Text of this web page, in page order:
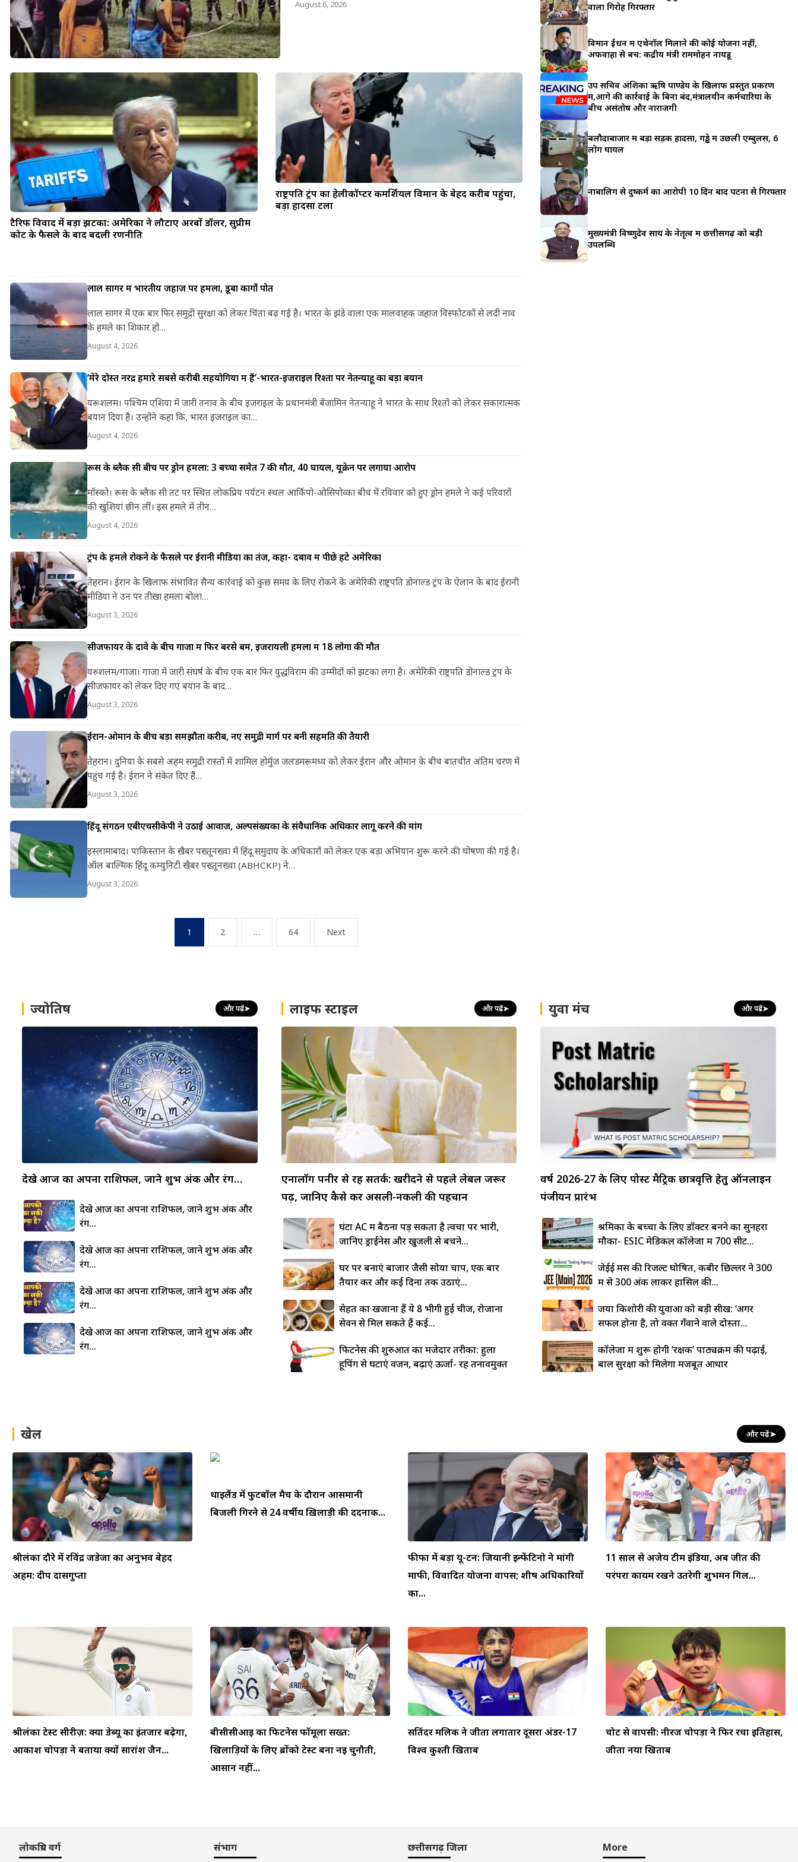
August 6, 2026
टैरिफ विवाद में बड़ा झटका: अमेरिका ने लौटाए अरबों डॉलर, सुप्रीम
कोर्ट के फैसले के बाद बदली रणनीति
राष्ट्रपति ट्रंप का हेलीकॉप्टर कमर्शियल विमान के बेहद करीब पहुंचा,
बड़ा हादसा टला
लाल सागर में भारतीय जहाज पर हमला, डूबा कार्गो पोत
लाल सागर में एक बार फिर समुद्री सुरक्षा को लेकर चिंता बढ़ गई है। भारत के झंडे वाला एक मालवाहक जहाज विस्फोटकों से लदी नाव
के हमले का शिकार हो…
August 4, 2026
‘मेरे दोस्त नरेंद्र हमारे सबसे करीबी सहयोगियों में हैं’-भारत-इजराइल रिश्तों पर नेतन्याहू का बड़ा बयान
यरूशलम। पश्चिम एशिया में जारी तनाव के बीच इजराइल के प्रधानमंत्री बेंजामिन नेतन्याहू ने भारत के साथ रिश्तों को लेकर सकारात्मक
बयान दिया है। उन्होंने कहा कि, भारत इजराइल का…
August 4, 2026
रूस के ब्लैक सी बीच पर ड्रोन हमला: 3 बच्चों समेत 7 की मौत, 40 घायल, यूक्रेन पर लगाया आरोप
मॉस्को। रूस के ब्लैक सी तट पर स्थित लोकप्रिय पर्यटन स्थल आर्किपो-ओसिपोव्का बीच में रविवार को हुए ड्रोन हमले ने कई परिवारों
की खुशियां छीन लीं। इस हमले में तीन…
August 4, 2026
ट्रंप के हमले रोकने के फैसले पर ईरानी मीडिया का तंज, कहा- दबाव में पीछे हटे अमेरिका
तेहरान। ईरान के खिलाफ संभावित सैन्य कार्रवाई को कुछ समय के लिए रोकने के अमेरिकी राष्ट्रपति डोनाल्ड ट्रंप के ऐलान के बाद ईरानी
मीडिया ने उन पर तीखा हमला बोला…
August 3, 2026
सीजफायर के दावे के बीच गाजा में फिर बरसे बम, इजरायली हमलों में 18 लोगों की मौत
यरुशलम/गाजा। गाजा में जारी संघर्ष के बीच एक बार फिर युद्धविराम की उम्मीदों को झटका लगा है। अमेरिकी राष्ट्रपति डोनाल्ड ट्रंप के
सीजफायर को लेकर दिए गए बयान के बाद…
August 3, 2026
ईरान-ओमान के बीच बड़ा समझौता करीब, नए समुद्री मार्ग पर बनी सहमति की तैयारी
तेहरान। दुनिया के सबसे अहम समुद्री रास्तों में शामिल होर्मुज जलडमरूमध्य को लेकर ईरान और ओमान के बीच बातचीत अंतिम चरण में
पहुंच गई है। ईरान ने संकेत दिए हैं…
August 3, 2026
हिंदू संगठन एबीएचसीकेपी ने उठाई आवाज, अल्पसंख्यकों के संवैधानिक अधिकार लागू करने की मांग
इस्लामाबाद। पाकिस्तान के खैबर पख्तूनख्वा में हिंदू समुदाय के अधिकारों को लेकर एक बड़ा अभियान शुरू करने की घोषणा की गई है।
ऑल बाल्मिक हिंदू कम्युनिटी खैबर पख्तूनख्वा (ABHCKP) ने…
August 3, 2026
1 2 … 64 Next
वाला गिरोह गिरफ्तार
विमान ईंधन में एथेनॉल मिलाने की कोई योजना नहीं,
अफवाहों से बचें: केंद्रीय मंत्री राममोहन नायडू
उप सचिव अंशिका ऋषि पाण्डेय के खिलाफ प्रस्तुत प्रकरण
में,आगे की कार्रवाई के बिना बंद,मंत्रालयीन कर्मचारियों के
बीच असंतोष और नाराजगी
बलौदाबाजार में बड़ा सड़क हादसा, गड्ढे में उछली एम्बुलेंस, 6
लोग घायल
नाबालिग से दुष्कर्म का आरोपी 10 दिन बाद पटना से गिरफ्तार
मुख्यमंत्री विष्णुदेव साय के नेतृत्व में छत्तीसगढ़ को बड़ी
उपलब्धि
ज्योतिष और पढ़ें➤
देखे आज का अपना राशिफल, जाने शुभ अंक और रंग…
देखे आज का अपना राशिफल, जाने शुभ अंक और
रंग…
देखे आज का अपना राशिफल, जाने शुभ अंक और
रंग…
देखे आज का अपना राशिफल, जाने शुभ अंक और
रंग…
देखे आज का अपना राशिफल, जाने शुभ अंक और
रंग…
लाइफ स्टाइल और पढ़ें➤
एनालॉग पनीर से रहें सतर्क: खरीदने से पहले लेबल जरूर
पढ़ें, जानिए कैसे करें असली-नकली की पहचान
घंटों AC में बैठना पड़ सकता है त्वचा पर भारी,
जानिए ड्राईनेस और खुजली से बचने...
घर पर बनाएं बाजार जैसी सोया चाप, एक बार
तैयार करें और कई दिनों तक उठाएं...
सेहत का खजाना हैं ये 8 भीगी हुई चीजें, रोजाना
सेवन से मिल सकते हैं कई...
फिटनेस की शुरुआत का मजेदार तरीका: हुला
हूपिंग से घटाएं वजन, बढ़ाएं ऊर्जा- रहें तनावमुक्त
युवा मंच और पढ़ें➤
वर्ष 2026-27 के लिए पोस्ट मैट्रिक छात्रवृत्ति हेतु ऑनलाइन
पंजीयन प्रारंभ
श्रमिकों के बच्चों के लिए डॉक्टर बनने का सुनहरा
मौका- ESIC मेडिकल कॉलेजों में 700 सीटें...
जेईई मेंस की रिजल्ट घोषित, कबीर छिल्लर ने 300
में से 300 अंक लाकर हासिल की...
जया किशोरी की युवाओं को बड़ी सीख: ‘अगर
सफल होना है, तो वक्त गँवाने वाले दोस्तों...
कॉलेजों में शुरू होगी ‘रक्षक’ पाठ्यक्रम की पढ़ाई,
बाल सुरक्षा को मिलेगा मजबूत आधार
खेल और पढ़ें➤
श्रीलंका दौरे में रविंद्र जडेजा का अनुभव बेहद
अहम: दीप दासगुप्ता
थाईलैंड में फुटबॉल मैच के दौरान आसमानी
बिजली गिरने से 24 वर्षीय ख़िलाड़ी की दर्दनाक...
फीफा में बड़ा यू-टर्न: जियानी इन्फेंटिनो ने मांगी
माफी, विवादित योजना वापस; शीर्ष अधिकारियों
का...
11 साल से अजेय टीम इंडिया, अब जीत की
परंपरा कायम रखने उतरेगी शुभमन गिल...
श्रीलंका टेस्ट सीरीज़: क्या डेब्यू का इंतजार बढ़ेगा,
आकाश चोपड़ा ने बताया क्यों सारांश जैन...
बीसीसीआई का फिटनेस फॉर्मूला सख्त:
खिलाड़ियों के लिए ब्रोंको टेस्ट बना नई चुनौती,
आसान नहीं...
सतिंदर मलिक ने जीता लगातार दूसरा अंडर-17
विश्व कुश्ती खिताब
चोट से वापसी: नीरज चोपड़ा ने फिर रचा इतिहास,
जीता नया खिताब
लोकप्रिय वर्ग संभाग छत्तीसगढ़ जिला More